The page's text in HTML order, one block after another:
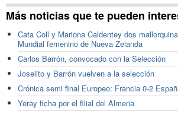
Más noticias que te pueden
Cata Coll y Mariona Caldentey dos
Mundial femenino de Nueva Zelanda
Carlos Barrón, convocado con la Selección
Joselito y Barrón vuelven a la selección
Crónica semi final Europeo: Francia 0-2
Yeray ficha por el filial del Almeria